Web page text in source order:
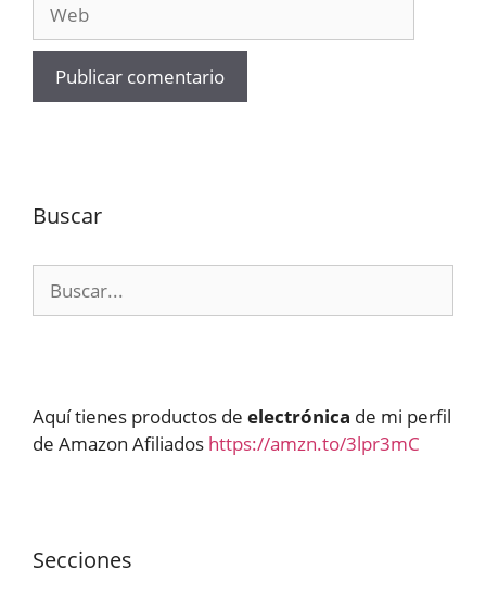
Buscar
Aquí tienes productos de electrónica de mi perfil
de Amazon Afiliados https://amzn.to/3lpr3mC
Secciones